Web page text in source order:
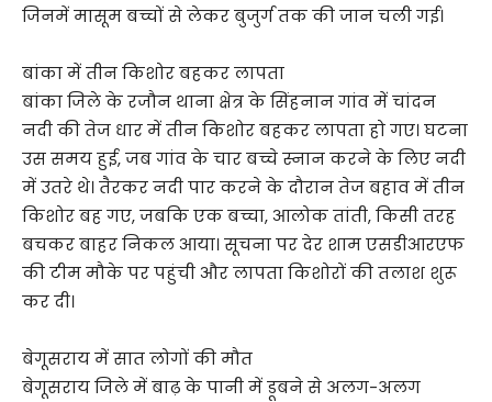
जिनमें मासूम बच्चों से लेकर बुजुर्ग तक की जान चली गई।
बांका में तीन किशोर बहकर लापता
बांका जिले के रजौन थाना क्षेत्र के सिंहनान गांव में चांदन
नदी की तेज धार में तीन किशोर बहकर लापता हो गए। घटना
उस समय हुई, जब गांव के चार बच्चे स्नान करने के लिए नदी
में उतरे थे। तैरकर नदी पार करने के दौरान तेज बहाव में तीन
किशोर बह गए, जबकि एक बच्चा, आलोक तांती, किसी तरह
बचकर बाहर निकल आया। सूचना पर देर शाम एसडीआरएफ
की टीम मौके पर पहुंची और लापता किशोरों की तलाश शुरू
कर दी।
बेगूसराय में सात लोगों की मौत
बेगूसराय जिले में बाढ़ के पानी में डूबने से अलग-अलग